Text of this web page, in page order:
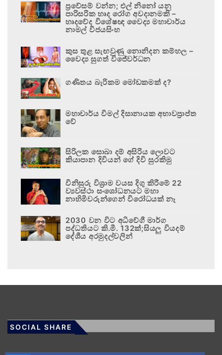
ප්‍රවේසම් වන්න; එල් නිනෝ යනු
පාරිසරික හෘද රෝග අවදානමකි –
හෘදවේද විශේෂඥ වෛද්‍ය මහාචාර්ය
නාමල් විජයසිංහ
කුස තුළ සැඟවුණු නොනිදන කම්හල –
වෛද්‍ය සුගත් විජේවර්ධන
ගණිතය බැරිකම මෝඩකමක් ද?
මහාචාර්ය විමල් දිසානායක අභාවප්‍රාප්ත
වේ
සිරිලක සොබා දම් අසිරිය ලොවට
කියාපාන දිවියන් ගේ දිවි සුරකිමු
විනිසුරු විශ්‍රාම වයස දිගු කිරීමේ 22
ව්‍යවස්ථා සංශෝධනයට මහා
නාහිමිවරුන්ගෙන් විරෝධයක් නෑ
2030 වන විට අධිවේගී මාර්ග
පද්ධතියට කි.මී. 132ක්;සියලු වියදම්
දේශීය අරමුදල්වලින්
SOCIAL SHARE